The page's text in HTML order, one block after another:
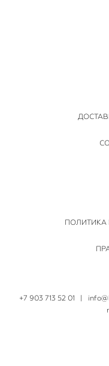
ПОЛИТИКА
+7 903 713 52 01